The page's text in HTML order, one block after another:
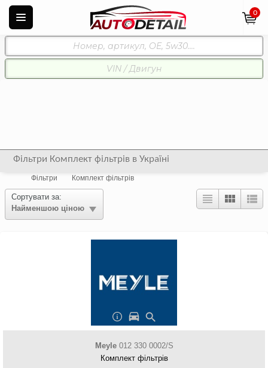
0
Фільтри Комплект фільтрів в Україні
Фільтри Комплект фільтрів
Сортувати за:
Найменшою ціною
Meyle012 330 0002/S
Комплект фільтрів